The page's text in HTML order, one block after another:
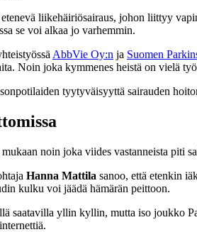
liikehäiriösairaus, johon liittyy
se voi alkaa jo varhemmin.
AbbVie Oy:n ja Suomen
Noin joka kymmenes heistä on vielä
tyytyväisyyttä sairauden
noin joka viides vastanneista piti
Hanna Mattila sanoo, että etenkin
kulku voi jäädä hämärän peittoon.
saatavilla yllin kyllin, mutta iso joukko